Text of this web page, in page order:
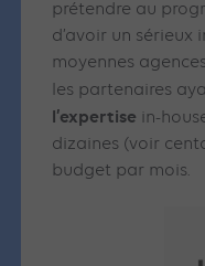
prétendre au
d’avoir un
moyennes
les partenaires
l’expertise in-
dizaines (voir
budget par mois.